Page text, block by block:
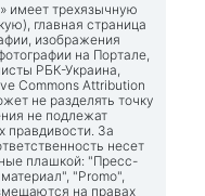
имеет трехязычную
главная страница
изображения
на Портале,
РБК-Украина,
Commons Attribution
не разделять точку
не подлежат
За
несет
плашкой: "Пресс-
"Promo",
на правах